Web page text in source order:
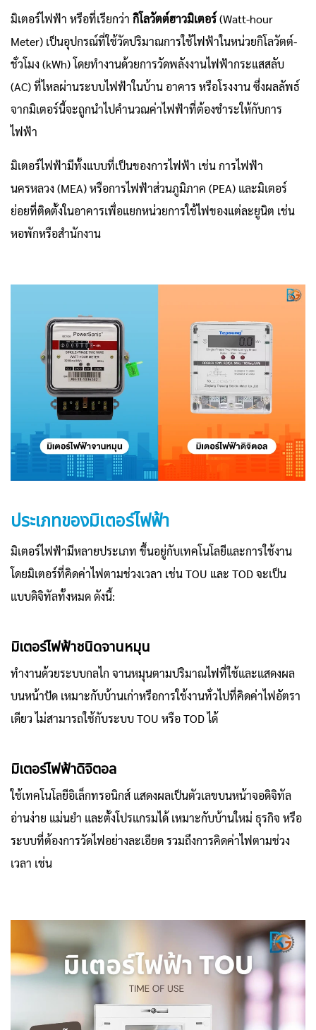
มิเตอร์ไฟฟ้า หรือที่เรียกว่า กิโลวัตต์ฮาวมิเตอร์(Watt-hour
Meter) เป็นอุปกรณ์ที่ใช้วัดปริมาณการใช้ไฟฟ้าในหน่วยกิโลวัตต์-
ชั่วโมง (kWh) โดยทำงานด้วยการวัดพลังงานไฟฟ้ากระแสสลับ
(AC) ที่ไหลผ่านระบบไฟฟ้าในบ้าน อาคาร หรือโรงงาน ซึ่งผลลัพธ์
จากมิเตอร์นี้จะถูกนำไปคำนวณค่าไฟฟ้าที่ต้องชำระให้กับการ
ไฟฟ้า
มิเตอร์ไฟฟ้ามีทั้งแบบที่เป็นของการไฟฟ้า เช่น การไฟฟ้า
นครหลวง (MEA) หรือการไฟฟ้าส่วนภูมิภาค (PEA) และมิเตอร์
ย่อยที่ติดตั้งในอาคารเพื่อแยกหน่วยการใช้ไฟของแต่ละยูนิต เช่น
หอพักหรือสำนักงาน
ประเภทของมิเตอร์ไฟฟ้า
มิเตอร์ไฟฟ้ามีหลายประเภท ขึ้นอยู่กับเทคโนโลยีและการใช้งาน
โดยมิเตอร์ที่คิดค่าไฟตามช่วงเวลา เช่น TOU และ TOD จะเป็น
แบบดิจิทัลทั้งหมด ดังนี้:
มิเตอร์ไฟฟ้าชนิดจานหมุน
ทำงานด้วยระบบกลไก จานหมุนตามปริมาณไฟที่ใช้และแสดงผล
บนหน้าปัด เหมาะกับบ้านเก่าหรือการใช้งานทั่วไปที่คิดค่าไฟอัตรา
เดียว ไม่สามารถใช้กับระบบ TOU หรือ TOD ได้
มิเตอร์ไฟฟ้าดิจิตอล
ใช้เทคโนโลยีอิเล็กทรอนิกส์ แสดงผลเป็นตัวเลขบนหน้าจอดิจิทัล
อ่านง่าย แม่นยำ และตั้งโปรแกรมได้ เหมาะกับบ้านใหม่ ธุรกิจ หรือ
ระบบที่ต้องการวัดไฟอย่างละเอียด รวมถึงการคิดค่าไฟตามช่วง
เวลา เช่น